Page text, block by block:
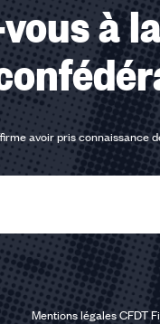
à
avoir pris connaissance
Mentions légales CFDT